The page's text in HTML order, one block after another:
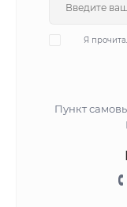
Я
Пункт